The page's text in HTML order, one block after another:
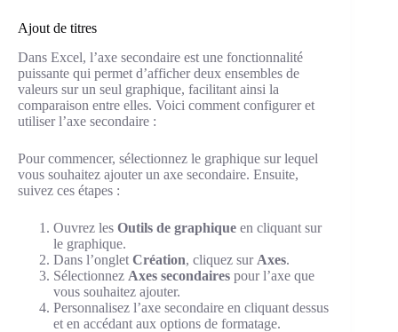
Ajout de titres
Dans Excel, l’axe secondaire est une fonctionnalité
puissante qui permet d’afficher deux ensembles de
valeurs sur un seul graphique, facilitant ainsi la
comparaison entre elles. Voici comment configurer et
utiliser l’axe secondaire :
Pour commencer, sélectionnez le graphique sur lequel
vous souhaitez ajouter un axe secondaire. Ensuite,
suivez ces étapes :
Ouvrez les Outils de graphique en cliquant sur
le graphique.
Dans l’onglet Création, cliquez sur Axes.
Sélectionnez Axes secondaires pour l’axe que
vous souhaitez ajouter.
Personnalisez l’axe secondaire en cliquant dessus
et en accédant aux options de formatage.